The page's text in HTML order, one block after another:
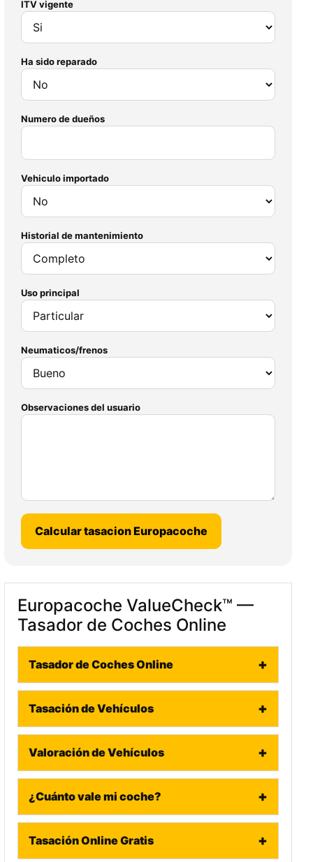
ITV vigente
Ha sido reparado
Numero de dueños
Vehiculo importado
Historial de mantenimiento
Uso principal
Neumaticos/frenos
Observaciones del usuario
Calcular tasacion Europacoche
Europacoche ValueCheck™ —
Tasador de Coches Online
Tasador de Coches Online
Tasación de Vehículos
Valoración de Vehículos
¿Cuánto vale mi coche?
Tasación Online Gratis